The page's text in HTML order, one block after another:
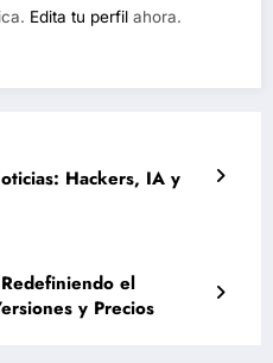
Edita tu perfil ahora.
Hackers, IA y
el
y Precios